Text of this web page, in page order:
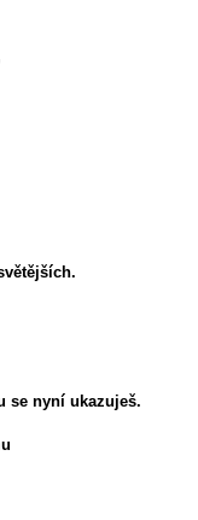
se nyní ukazuješ.